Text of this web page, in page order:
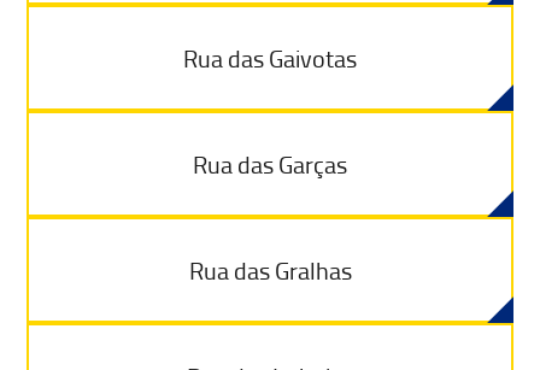
Rua das Gaivotas
Rua das Garças
Rua das Gralhas